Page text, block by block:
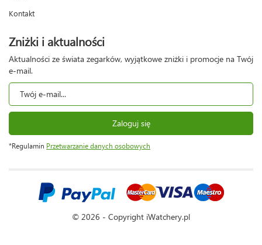
Kontakt
Zniżki i aktualności
Aktualności ze świata zegarków, wyjątkowe zniżki i promocje na Twój
e-mail.
Zaloguj się
*Regulamin Przetwarzanie danych osobowych
© 2026 - Copyright iWatchery.pl